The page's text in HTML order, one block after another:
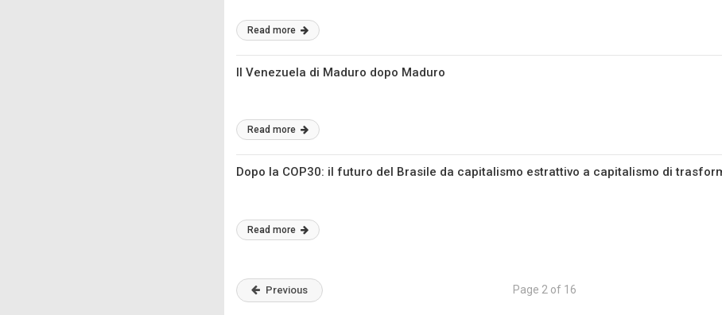
Read more
Il Venezuela di Maduro dopo Maduro
Read more
Dopo la COP30: il futuro del Brasile da capitalismo estrattivo a capitalismo di
Read more
Previous Page 2 of 16